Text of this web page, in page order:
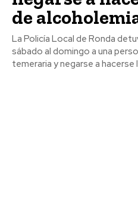
de
La Policía Local de Ronda
sábado al domingo a una
temeraria y negarse a hacerse